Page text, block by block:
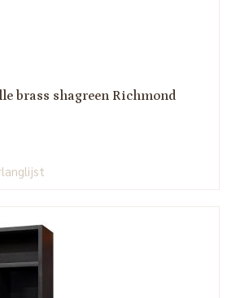
brass shagreen Richmond